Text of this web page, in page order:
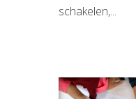
schakelen,...